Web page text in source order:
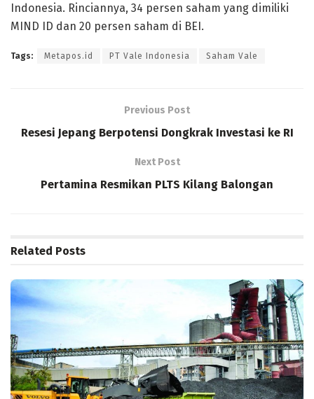
Indonesia. Rinciannya, 34 persen saham yang dimiliki
MIND ID dan 20 persen saham di BEI.
Tags: Metapos.id PT Vale Indonesia Saham Vale
Previous Post
Resesi Jepang Berpotensi Dongkrak Investasi ke RI
Next Post
Pertamina Resmikan PLTS Kilang Balongan
Related Posts